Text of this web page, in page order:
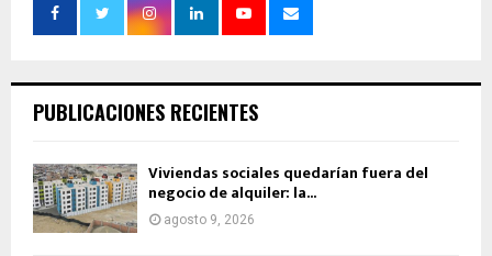
PUBLICACIONES RECIENTES
Viviendas sociales quedarían fuera del
negocio de alquiler: la...
agosto 9, 2026